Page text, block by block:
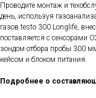
Проводите монтаж и
день, используя
газов testo 300 Longlife,
поставляется с сенсорами
зондом отбора пробы 300
кейсом и блоком питания.
Подробнее о